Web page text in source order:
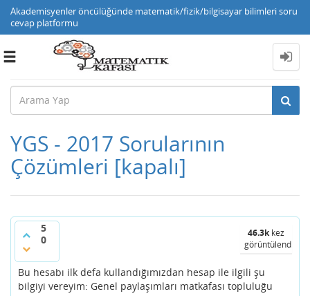
Akademisyenler öncülüğünde matematik/fizik/bilgisayar bilimleri soru
cevap platformu
Toggle
YGS - 2017 Sorularının
Çözümleri [kapalı]
5
0
46.3kkez
görüntülendi
Bu hesabı ilk defa kullandığımızdan hesap ile ilgili şu
bilgiyi vereyim: Genel paylaşımları matkafası topluluğu